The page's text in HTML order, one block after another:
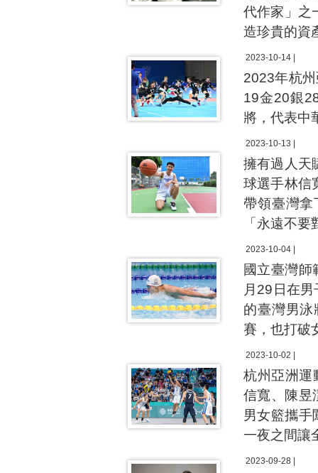
代作家」之
造珍貴的資
2023-10-14 |
2023年杭
19金20銀
將，代表中
2023-10-13 |
擁有過人天
球選手林信
帶領臺灣
「永遠不
2023-10-04 |
國立臺灣
月29日在
的臺灣男
賽，也打破
2023-10-02 |
杭州亞洲運
信寬、陳昱
男女籃攜手
一夜之間讓
2023-09-28 |